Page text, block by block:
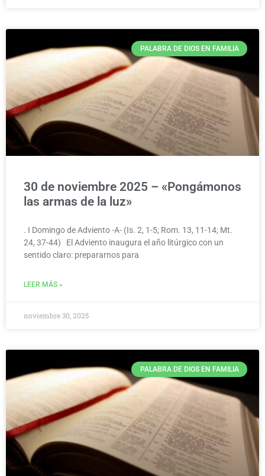
PALABRA DE DIOS EN FAMILIA
30 de noviembre 2025 – «Pongámonos
las armas de la luz»
. I Domingo de Adviento -A- (Is. 2, 1-5; Rom. 13, 11-14; Mt.
24, 37-44) El Adviento inaugura el año litúrgico con un
sentido claro: prepararnos para
LEER MÁS »
noviembre 30, 2025
PALABRA DE DIOS EN FAMILIA